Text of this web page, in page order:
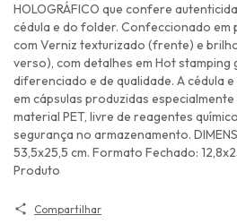
HOLOGRÁFICO que confere
cédula e do folder. Confeccionado em
com Verniz texturizado (frente) e
verso), com detalhes em Hot
diferenciado e de qualidade. A cédula
em cápsulas produzidas
material PET, livre de reagentes
segurança no armazenamento.
53,5x25,5 cm. Formato Fechado:
Produto
Compartilhar